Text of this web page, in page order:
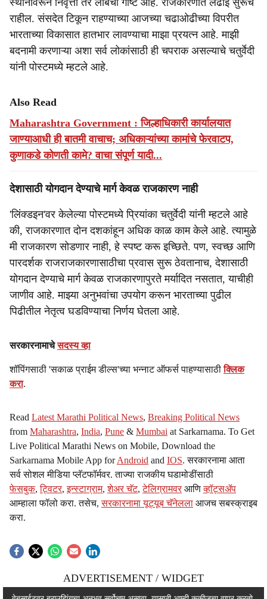
स्थानावरून निवृत्ती तर लांबची गोष्ट आहे. राजकारणात लढाई सुरूच
राहील. संसदेत टिकून राहण्याच्या आजच्या चढाओढीच्या विपरीत
भारताच्या विकासात हातभार लावण्याचा माझा प्रयत्न आहे. माझी
बदनामी करणाऱ्या अशा सर्व लोकांसाठी ही चपराक असल्याचे चतुर्वेदी
यांनी पोस्टमध्ये म्हटले आहे.
Also Read
Maharashtra Government : जिल्हाधिकारी कार्यालयात
जाण्याआधी ही बातमी वाचाच; अधिकाऱ्यांच्या कामांचे फेरवाटप,
कुणाकडे कोणती कामे? वाचा संपूर्ण यादी...
देशासाठी योगदान देण्याचे मार्ग केवळ राजकारण नाही
'लिंक्डइन'वर केलेल्या पोस्टमध्ये प्रियांका चतुर्वेदी यांनी म्हटले आहे
की, राजकारणात दोन दशकांहून अधिक काळ काम केले आहे. त्यामुळे
मी राजकारण सोडणार नाही, हे स्पष्ट करू इच्छिते. पण, स्वच्छ आणि
पारदर्शक राजराजकारणासाठीचा प्रवास सुरू ठेवतानाच, देशासाठी
योगदान देण्याचे मार्ग केवळ राजकारणापुरते मर्यादित नसतात, याचीही
जाणीव आहे. माझ्या अनुभवांचा उपयोग करून भारताच्या पुढील
पिढीतील नेतृत्व घडविण्याचा निर्णय घेतला आहे.
सरकारनामाचेसदस्य व्हा
शॉपिंगसाठी 'सकाळ प्राईम डील्स'च्या भन्नाट ऑफर्स पाहण्यासाठीक्लिक
करा.
Read Latest Marathi Political News, Breaking Political News
from Maharashtra, India, Pune & Mumbai at Sarkarnama. To Get
Live Political Marathi News on Mobile, Download the
Sarkarnama Mobile App forAndroid and IOS. सरकारनामा आता
सर्व सोशल मीडिया प्लॅटफॉर्मवर. ताज्या राजकीय घडामोडींसाठी
फेसबुक,ट्विटर,इन्स्टाग्राम,शेअर चॅट,टेलिग्रामवर आणिव्हॉट्सॲप
आम्हाला फॉलो करा. तसेच,सरकारनामा यूट्यूब चॅनेलला आजच सबस्क्राइब
करा.
ADVERTISEMENT / WIDGET